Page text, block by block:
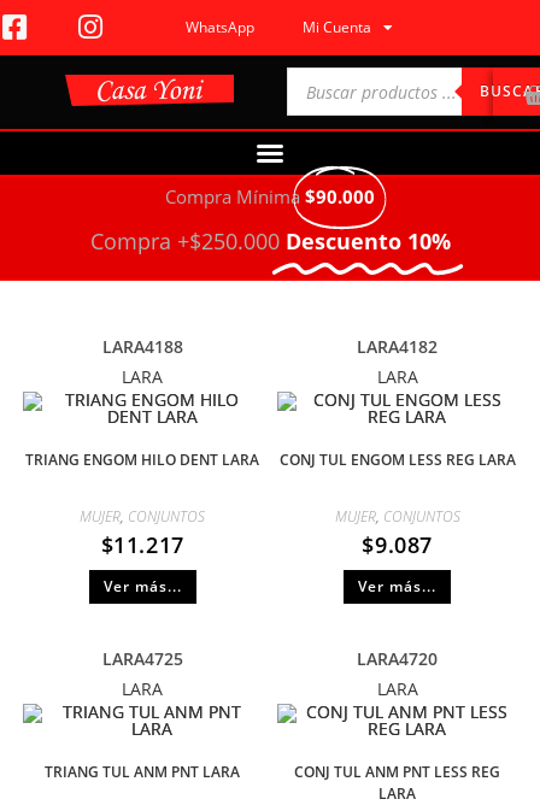
WhatsApp Mi Cuenta
Compra Mínima $90.000
Compra +$250.000 Descuento 10%
LARA4188
LARA
TRIANG ENGOM HILO DENT LARA
MUJER, CONJUNTOS
$11.217
Ver más...
LARA4182
LARA
CONJ TUL ENGOM LESS REG LARA
MUJER, CONJUNTOS
$9.087
Ver más...
LARA4725
LARA
TRIANG TUL ANM PNT LARA
LARA4720
LARA
CONJ TUL ANM PNT LESS REG
LARA